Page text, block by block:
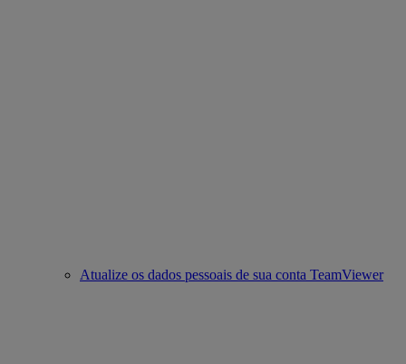
Atualize os dados pessoais de sua conta TeamViewer